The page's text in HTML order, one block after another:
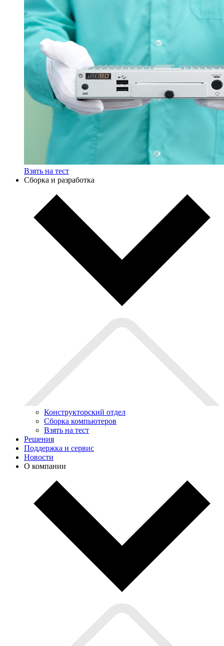
Взять на тест
Сборка и разработка
Конструкторский отдел
Сборка компьютеров
Взять на тест
Решения
Поддержка и сервис
Новости
О компании